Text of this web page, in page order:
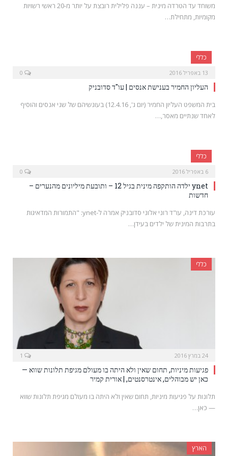
משוחד עד הטרדה מינית – עננה פלילית רובצת על יותר מ-20 ראשי רשויות
מקומיות, מתחילת…
כללי
13 באפריל 2016
העליון החמיר בענישת אנסים | עו"ד סדובניק
בית המשפט העליון החמיר (יום ג', 12.4.16) בעונשיהם של שני אנסים והוסיף
לאחד שנתיים מאסר,…
כללי
6 באפריל 2016
ynet ילדה הותקפה מינית בגיל 12 – ותובעת מיליונים מהנערים –
חדשות
עורכת דינה, עו"ד רוני אלוני סדובניק אמרה ל-ynet: "התמורות המדאיגות
בתרבות המינית של ילדים בעידן…
כללי
24 במרץ 2016
פגיעות מיניות, תחום שאין ולא היתה בו מעולם מגיפת תלונות שווא —
כאן יש מבוהלים, אינטרסנטים, | אורית קמיר
תלונות על פגיעות מיניות, תחום שאין ולא היתה בו מעולם מגיפת תלונות שווא
— כאן…
הארץ